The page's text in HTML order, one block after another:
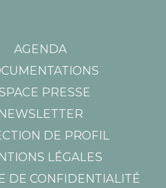
AGENDA
PRESSE
DE PROFIL
LÉGALES
DE CONFIDENTIALITÉ